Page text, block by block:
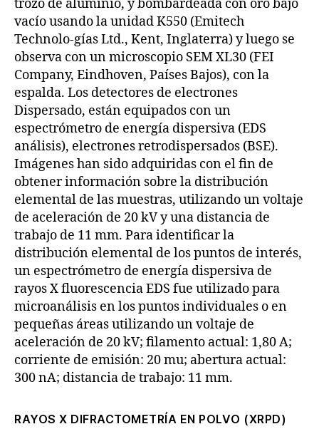
trozo de aluminio, y bombardeada con oro bajo
vacío usando la unidad K550 (Emitech
Technolo-gías Ltd., Kent, Inglaterra) y luego se
observa con un microscopio SEM XL30 (FEI
Company, Eindhoven, Países Bajos), con la
espalda. Los detectores de electrones
Dispersado, están equipados con un
espectrómetro de energía dispersiva (EDS
análisis), electrones retrodispersados (BSE).
Imágenes han sido adquiridas con el fin de
obtener información sobre la distribución
elemental de las muestras, utilizando un voltaje
de aceleración de 20 kV y una distancia de
trabajo de 11 mm. Para identificar la
distribución elemental de los puntos de interés,
un espectrómetro de energía dispersiva de
rayos X fluorescencia EDS fue utilizado para
microanálisis en los puntos individuales o en
pequeñas áreas utilizando un voltaje de
aceleración de 20 kV; filamento actual: 1,80 A;
corriente de emisión: 20 mu; abertura actual:
300 nA; distancia de trabajo: 11 mm.
RAYOS X DIFRACTOMETRÍA EN POLVO (XRPD)